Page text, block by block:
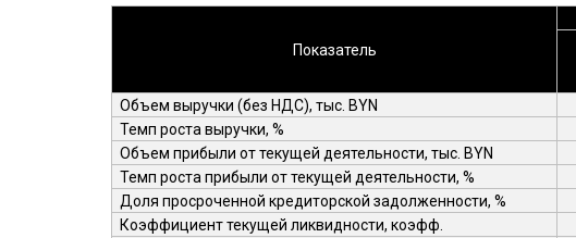
Показатель
Объем выручки (без НДС), тыс. BYN
Темп роста выручки, %
Объем прибыли от текущей деятельности, тыс. BYN
Темп роста прибыли от текущей деятельности, %
Доля просроченной кредиторской задолженности, %
Коэффициент текущей ликвидности,коэфф